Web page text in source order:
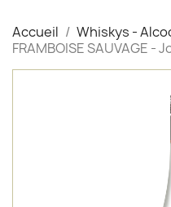
Accueil
Whiskys -
FRAMBOISE SAUVAGE -